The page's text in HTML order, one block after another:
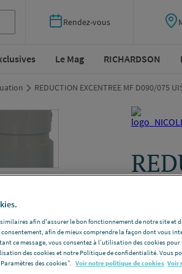
Rendez-vous
Le Mag RICHARDSON
REDUCTION EXCENTREE MF D090/075
NICOLL
NICOLL
afin d'assurer le bon fonctionnement de notre site et
afin de mieux comprendre la façon dont vous
ce message, vous consentez à l’utilisation des cookies pour
des cookies et notre Politique de confidentialité. Vous
des cookies”.
Voir notre politique de cookies Voir